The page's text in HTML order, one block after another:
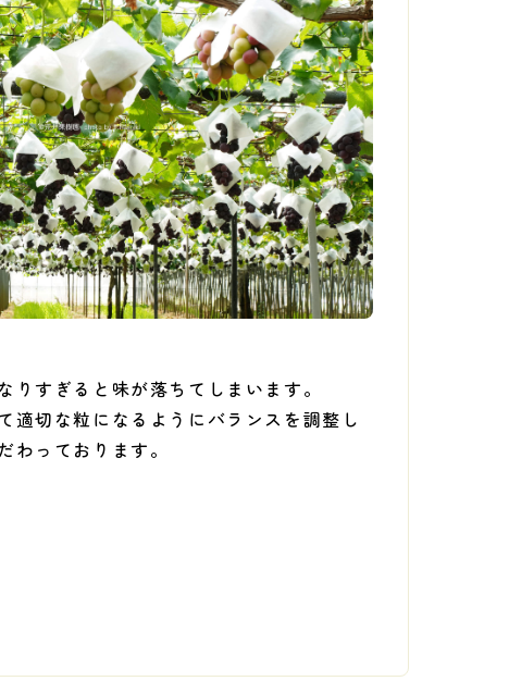
りすぎると味が落ちてしまいます。
適切な粒になるようにバランスを調整し
わっております。